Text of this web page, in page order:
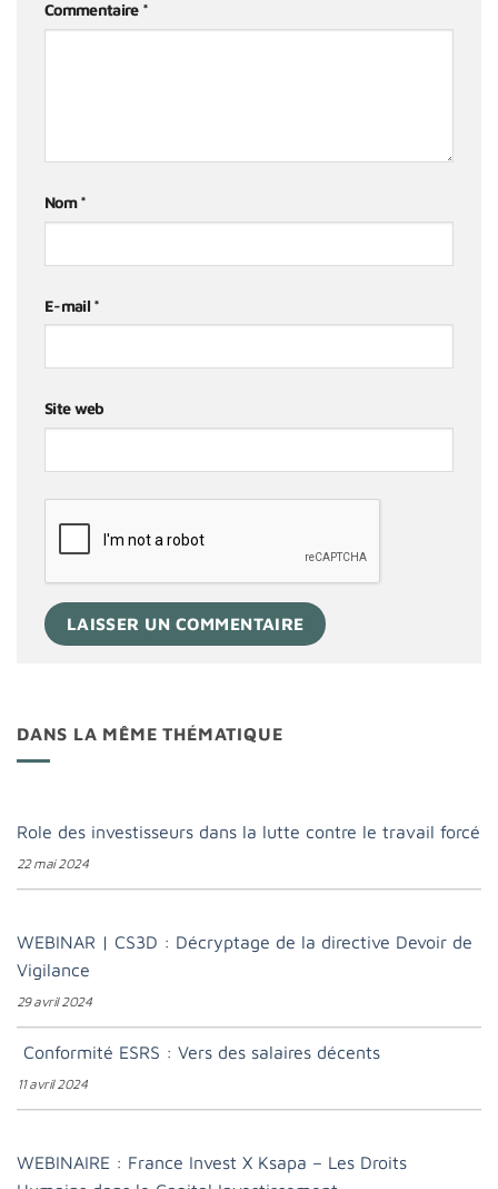
Commentaire *
Nom*
E-mail *
Site web
DANS LA MÊME THÉMATIQUE
Role des investisseurs dans la lutte contre le travail forcé
22 mai 2024
WEBINAR | CS3D : Décryptage de la directive Devoir de
Vigilance
29 avril 2024
Conformité ESRS : Vers des salaires décents
11 avril 2024
WEBINAIRE : France Invest X Ksapa – Les Droits